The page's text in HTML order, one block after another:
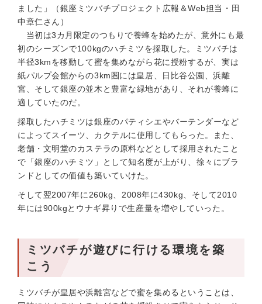
ました」（銀座ミツバチプロジェクト広報＆Web担当・田
中章仁さん）
当初は3カ月限定のつもりで養蜂を始めたが、意外にも最
初のシーズンで100kgのハチミツを採取した。ミツバチは
半径3kmを移動して蜜を集めながら花に授粉するが、実は
紙パルプ会館からの3km圏には皇居、日比谷公園、浜離
宮、そして銀座の並木と豊富な緑地があり、それが養蜂に
適していたのだ。
採取したハチミツは銀座のパティシエやバーテンダーなど
によってスイーツ、カクテルに使用してもらった。また、
老舗・文明堂のカステラの原料などとして採用されたこと
で「銀座のハチミツ」として知名度が上がり、徐々にブラ
ンドとしての価値も築いていけた。
そして翌2007年に260kg、2008年に430kg、そして2010
年には900kgとウナギ昇りで生産量を増やしていった。
ミツバチが遊びに行ける環境を築
こう
ミツバチが皇居や浜離宮などで蜜を集めるということは、